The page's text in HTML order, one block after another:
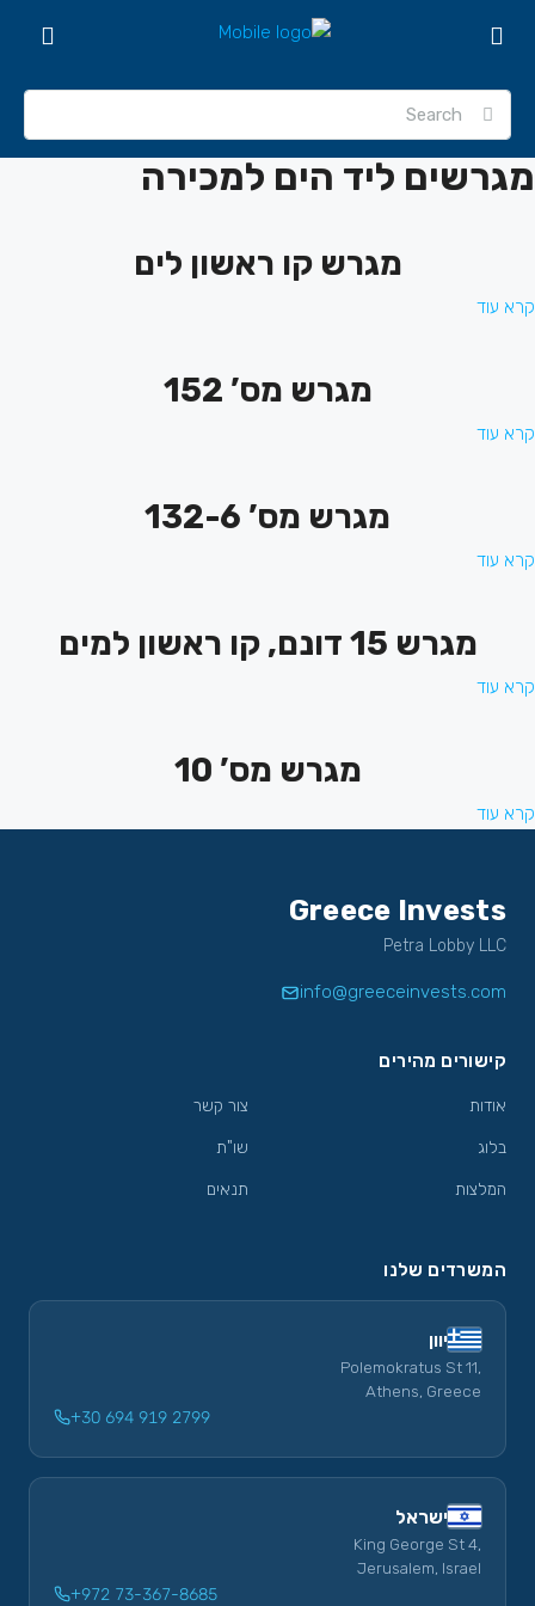
מגרשים ליד הים למכירה
מגרש קו ראשון לים
קרא עוד
מגרש מס’ 152
קרא עוד
מגרש מס’ 132-6
קרא עוד
מגרש 15 דונם, קו ראשון למים
קרא עוד
מגרש מס’ 10
קרא עוד
Greece Invests
Petra Lobby LLC
info@greeceinvests.com
קישורים מהירים
אודות
בלוג
המלצות
צור קשר
שו"ת
תנאים
המשרדים שלנו
יוון
Polemokratus St 11,
Athens, Greece
+30 694 919 2799
ישראל
King George St 4,
Jerusalem, Israel
+972 73-367-8685